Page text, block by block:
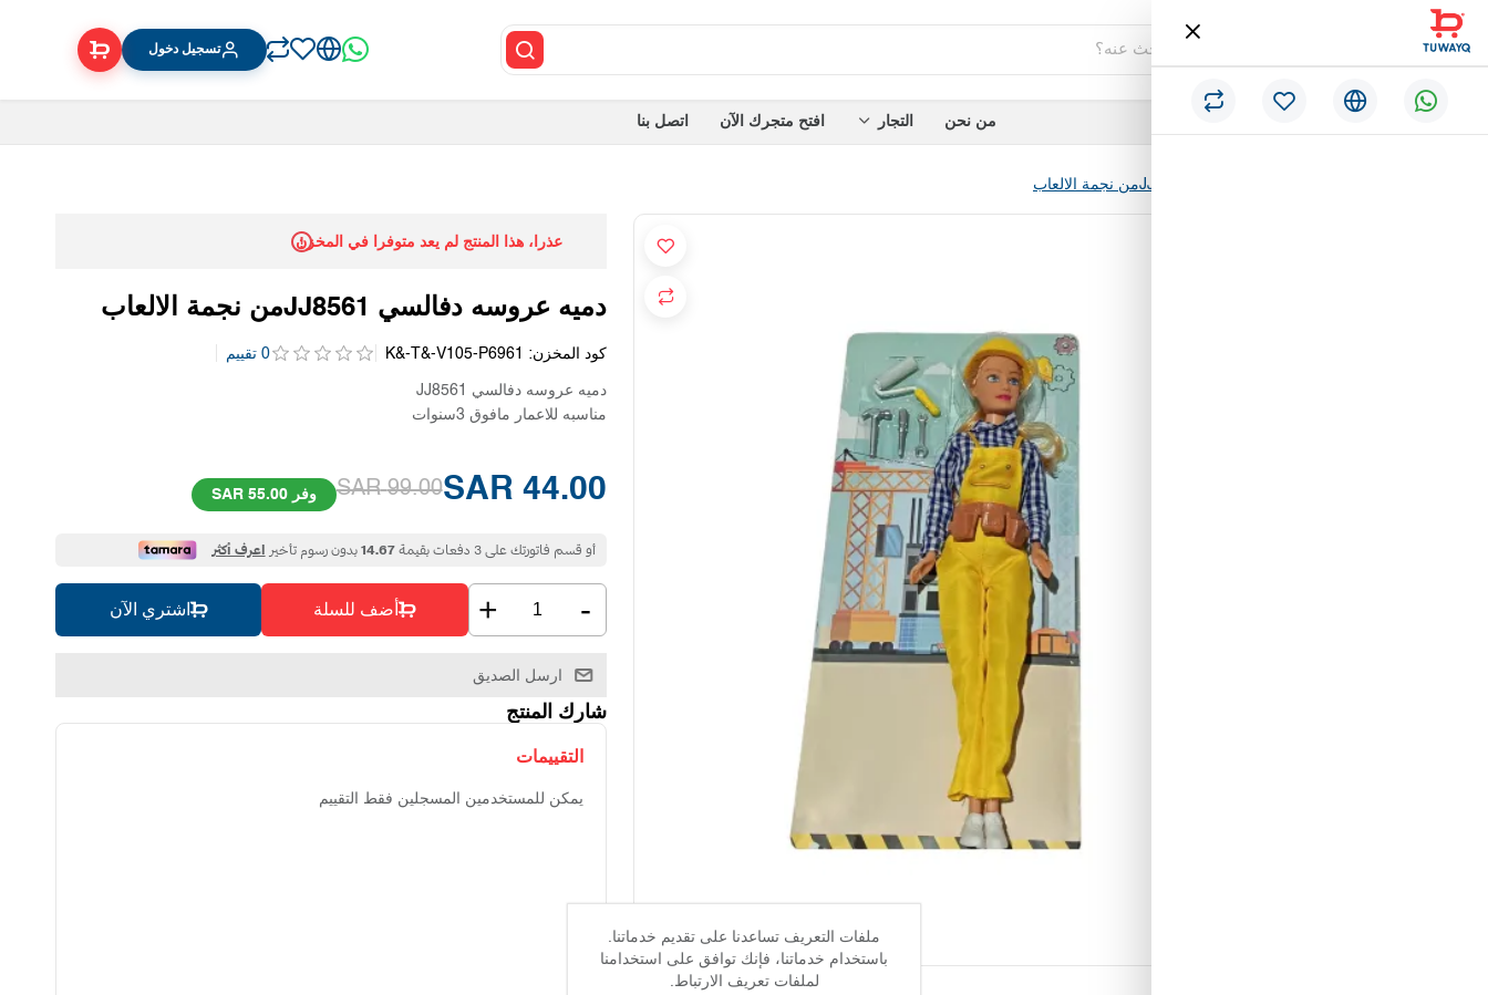
تسجيل دخول
من نحن التجار افتح متجرك الآن اتصل بنا
عذرا، هذا المنتج لم يعد متوفرا في المخزن
دميه عروسه دفالسي JJ8561من نجمة الالعاب
كود المخزن: K&-T&-V105-P6961 0 تقييم
دميه عروسه دفالسي JJ8561
مناسبه للاعمار مافوق 3سنوات
44.00 SAR
99.00 SAR وفر 55.00 SAR
-
+ أضف للسلة اشتري الآن
ارسل الصديق
شارك المنتج
التقييمات
يمكن للمستخدمين المسجلين فقط التقييم
ملفات التعريف تساعدنا على تقديم خدماتنا.
باستخدام خدماتنا، فإنك توافق على استخدامنا
لملفات تعريف الارتباط.